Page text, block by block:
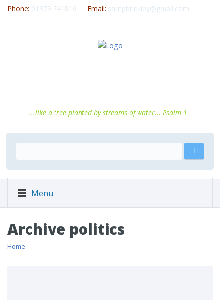
Phone: 01379 741816 Email: sampbrinkley@gmail.com
...like a tree planted by streams of water... Psalm 1
Menu
Archive politics
Home